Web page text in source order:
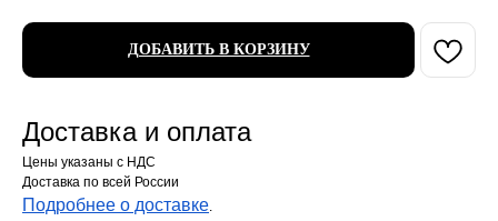
ДОБАВИТЬ В КОРЗИНУ
Доставка и оплата
Цены указаны с НДС
Доставка по всей России
Подробнее о доставке.